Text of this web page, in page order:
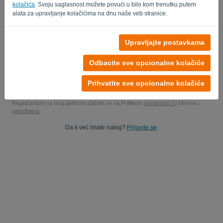
kolačića . Svoju saglasnost možete povući u bilo kom trenutku putem
alata za upravljanje kolačićima na dnu naše veb stranice.
Upravljajte postavkama
Odbacite sve opcionalne kolačiće
Prihvatite sve opcionalne kolačiće
Da, možete da studiram podatke o proizvodima..
Započnite besplatnu probnu verziju
Nije potrebna kreditna kartica
Nema vezanih žica! 100% bez obaveza
Vaši podaci su 100% sigurni
Registracijom na ovoj platformi slažete se sa Politikom privatnosti i U slovima i
odredbama
Da li već imate nalog? Prijavite se.